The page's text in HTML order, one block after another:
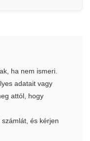
ha nem ismeri.
adatait vagy
attól, hogy
és kérjen